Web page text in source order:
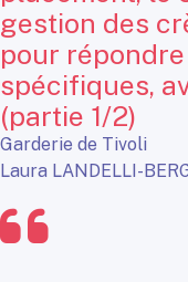
gestion des
pour
spécifiques,
(partie 1/2)
Garderie de Tivoli
Laura LANDELLI-